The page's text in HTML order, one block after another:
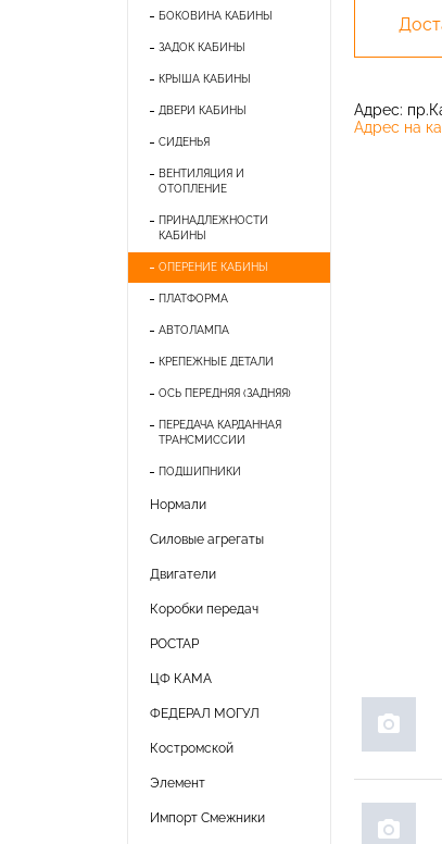
БОКОВИНА КАБИНЫ
ЗАДОК КАБИНЫ
КРЫША КАБИНЫ
ДВЕРИ КАБИНЫ
СИДЕНЬЯ
ВЕНТИЛЯЦИЯ И
ОТОПЛЕНИЕ
ПРИНАДЛЕЖНОСТИ
КАБИНЫ
ОПЕРЕНИЕ КАБИНЫ
ПЛАТФОРМА
АВТОЛАМПА
КРЕПЕЖНЫЕ ДЕТАЛИ
ОСЬ ПЕРЕДНЯЯ (ЗАДНЯЯ)
ПЕРЕДАЧА КАРДАННАЯ
ТРАНСМИССИИ
ПОДШИПНИКИ
Нормали
Силовые агрегаты
Двигатели
Коробки передач
РОСТАР
ЦФ КАМА
ФЕДЕРАЛ МОГУЛ
Костромской
Элемент
Импорт Смежники
Адрес:
Адрес на
photo_camera
photo_camera